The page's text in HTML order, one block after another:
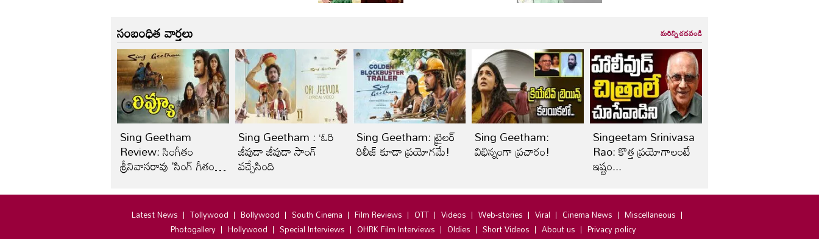
సంబంధిత వార్తలు మరిన్ని చదవండి
Sing Geetham
Review: సింగీతం
శ్రీనివాసరావు 'సింగ్ గీతం'
రివ్యూ
Sing Geetham : ‘ఓరి
జీవుడా జీవుడా సాంగ్
వచ్చేసింది
Sing Geetham: ట్రైలర్
రిలీజ్ కూడా ప్రయోగమే!
Sing Geetham:
విభిన్నంగా ప్రచారం!
Singeetam Srinivasa
Rao: కొత్త ప్రయోగాలంటే
ఇష్టం...
Latest News Tollywood Bollywood South Cinema Film Reviews OTT Videos Web-stories Viral Cinema News
Miscellaneous
Photogallery
Hollywood Special Interviews OHRK Film Interviews Oldies Short Videos About us Privacy policy